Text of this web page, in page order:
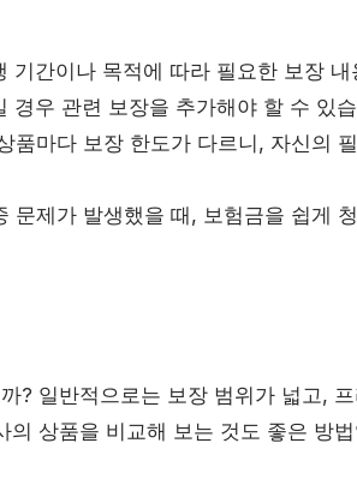
기간이나 목적에 따라 필요한 보장
경우 관련 보장을 추가해야 할 수 있
품마다 보장 한도가 다르니, 자신의
문제가 발생했을 때, 보험금을 쉽게
? 일반적으로는 보장 범위가 넓고,
상품을 비교해 보는 것도 좋은 방